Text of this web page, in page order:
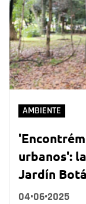
AMBIENTE
urbanos':
Jardín
04•06•2025